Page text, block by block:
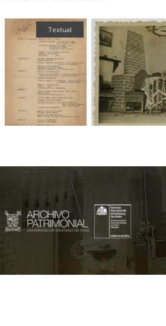
Fotografía